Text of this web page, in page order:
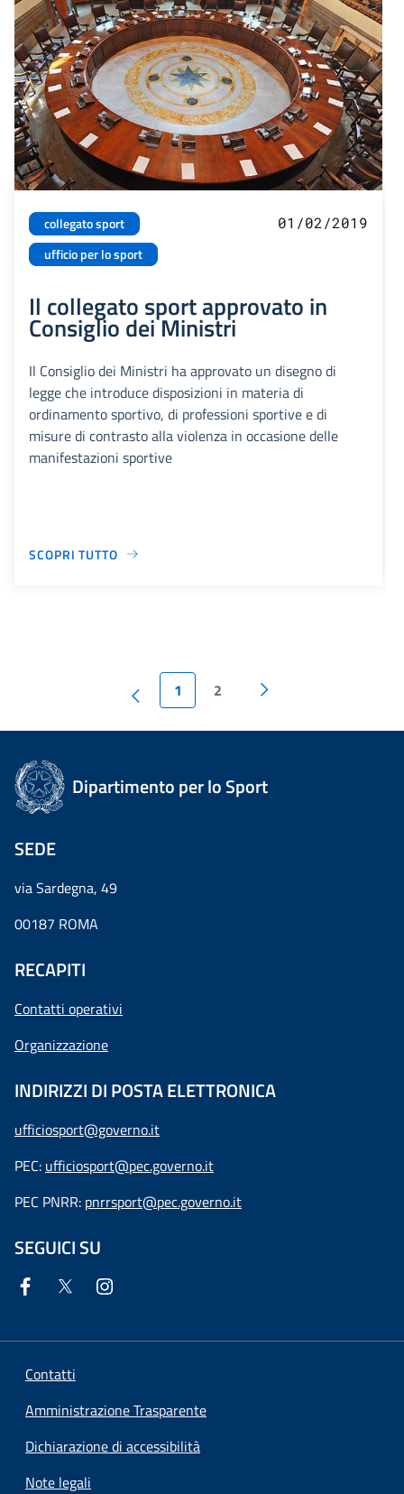
collegato sport
ufficio per lo sport
01/02/2019
Il collegato sport approvato in
Consiglio dei Ministri
Il Consiglio dei Ministri ha approvato un disegno di
legge che introduce disposizioni in materia di
ordinamento sportivo, di professioni sportive e di
misure di contrasto alla violenza in occasione delle
manifestazioni sportive
SCOPRI TUTTO
1 2
Dipartimento per lo Sport
SEDE
via Sardegna, 49
00187 ROMA
RECAPITI
Contatti operativi
Organizzazione
INDIRIZZI DI POSTA ELETTRONICA
ufficiosport@governo.it
PEC: ufficiosport@pec.governo.it
PEC PNRR: pnrrsport@pec.governo.it
SEGUICI SU
Contatti
Amministrazione Trasparente
Dichiarazione di accessibilità
Note legali